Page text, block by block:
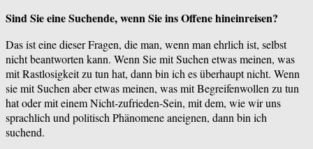
Sind Sie eine Suchende, wenn Sie ins Offene hineinreisen?
Das ist eine dieser Fragen, die man, wenn man ehrlich ist, selbst
nicht beantworten kann. Wenn Sie mit Suchen etwas meinen, was
mit Rastlosigkeit zu tun hat, dann bin ich es überhaupt nicht. Wenn
sie mit Suchen aber etwas meinen, was mit Begreifenwollen zu tun
hat oder mit einem Nicht-zufrieden-Sein, mit dem, wie wir uns
sprachlich und politisch Phänomene aneignen, dann bin ich
suchend.